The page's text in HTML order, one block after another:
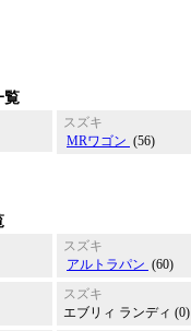
覧
スズキ
MRワゴン (56)
スズキ
アルトラパン (60)
スズキ
エブリィ ランディ (0)